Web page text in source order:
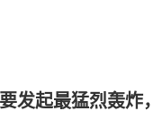
发起最猛烈轰炸，